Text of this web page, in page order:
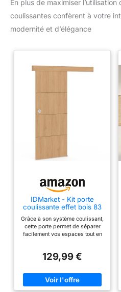
En plus de maximiser l’utilisation
coulissantes confèrent à votre
modernité et d’élégance
IDMarket - Kit porte
coulissante effet bois 83
Grâce à son système coulissant,
cette porte permet de séparer
facilement vos espaces tout en
chaque mètre compte Son style
s'intègre facilement dans
n'importe quel style de
décoration, apportant une
129,99 €